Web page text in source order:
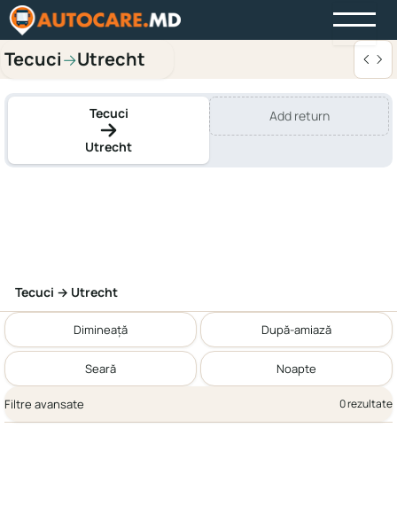
Tecuci→Utrecht
Tecuci
Utrecht
Add return
Tecuci → Utrecht
Dimineață După-amiază
Seară Noapte
Filtre avansate 0 rezultate